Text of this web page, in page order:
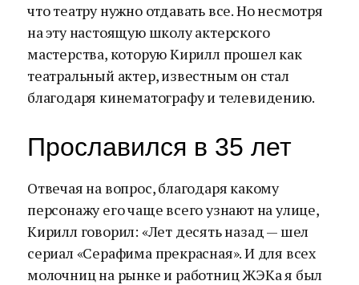
что театру нужно отдавать все. Но несмотря
на эту настоящую школу актерского
мастерства, которую Кирилл прошел как
театральный актер, известным он стал
благодаря кинематографу и телевидению.
Прославился в 35 лет
Отвечая на вопрос, благодаря какому
персонажу его чаще всего узнают на улице,
Кирилл говорил: «Лет десять назад — шел
сериал «Серафима прекрасная». И для всех
молочниц на рынке и работниц ЖЭКа я был